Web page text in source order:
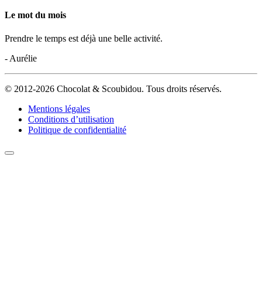
Le mot du mois
Prendre le temps est déjà une belle activité.
- Aurélie
© 2012-2026 Chocolat & Scoubidou. Tous droits réservés.
Mentions légales
Conditions d’utilisation
Politique de confidentialité